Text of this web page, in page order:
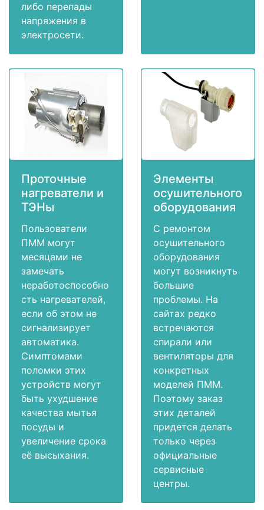
либо перепады
напряжения в
электросети.
Проточные
нагреватели и
ТЭНы
Пользователи
ПММ могут
месяцами не
замечать
неработоспособно
сть нагревателей,
если об этом не
сигнализирует
автоматика.
Симптомами
поломки этих
устройств могут
быть ухудшение
качества мытья
посуды и
увеличение срока
её высыхания.
Элементы
осушительного
оборудования
С ремонтом
осушительного
оборудования
могут возникнуть
большие
проблемы. На
сайтах редко
встречаются
спирали или
вентиляторы для
конкретных
моделей ПММ.
Поэтому заказ
этих деталей
придется делать
только через
официальные
сервисные
центры.